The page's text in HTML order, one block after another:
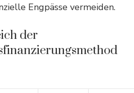
Engpässe vermeiden.
der